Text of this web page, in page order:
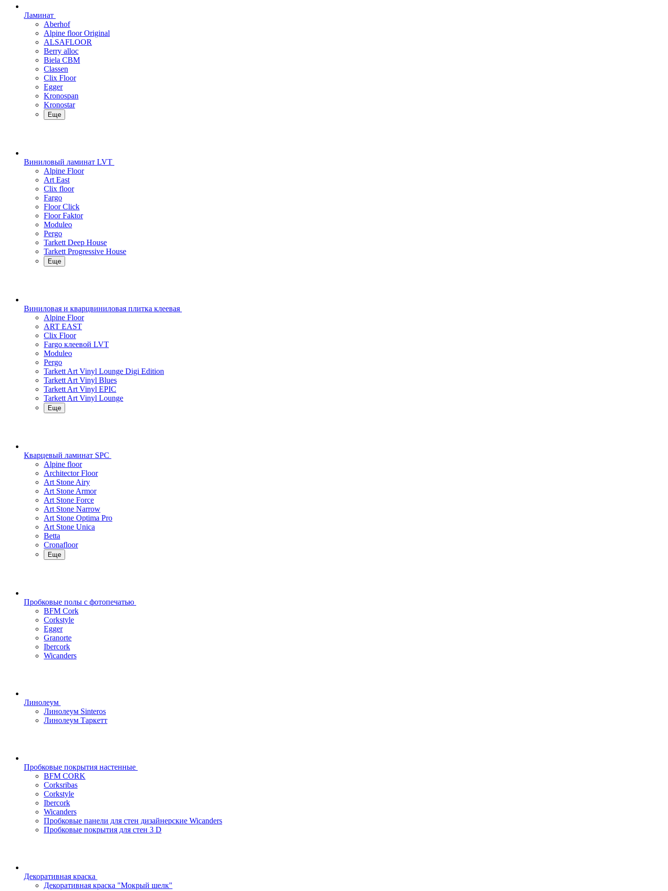
Ламинат
Aberhof
Alpine floor Original
ALSAFLOOR
Berry alloc
Biela CBM
Classen
Clix Floor
Egger
Kronospan
Kronostar
Еще
Виниловый ламинат LVT
Alpine Floor
Art East
Clix floor
Fargo
Floor Click
Floor Faktor
Moduleo
Pergo
Tarkett Deep House
Tarkett Progressive House
Еще
Виниловая и кварцвиниловая плитка клеевая
Alpine Floor
ART EAST
Clix Floor
Fargo клеевой LVT
Moduleo
Pergo
Tarkett Art Vinyl Lounge Digi Edition
Tarkett Art Vinyl Blues
Tarkett Art Vinyl EPIC
Tarkett Art Vinyl Lounge
Еще
Кварцевый ламинат SPC
Alpine floor
Architector Floor
Art Stone Airy
Art Stone Armor
Art Stone Force
Art Stone Narrow
Art Stone Optima Pro
Art Stone Unica
Betta
Cronafloor
Еще
Пробковые полы с фотопечатью
BFM Cork
Corkstyle
Egger
Granorte
Ibercork
Wicanders
Линолеум
Линолеум Sinteros
Линолеум Таркетт
Пробковые покрытия настенные
BFM CORK
Corksribas
Corkstyle
Ibercork
Wicanders
Пробковые панели для стен дизайнерские Wicanders
Пробковые покрытия для стен 3 D
Декоративная краска
Декоративная краска "Мокрый шелк"